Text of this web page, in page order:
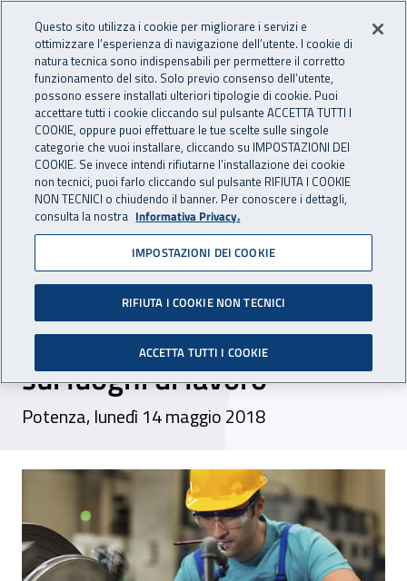
INAIL - Istituto Nazionale
Apri cerca
Navigazione principale
Navigazione - Ti trovi in:
Home Inail comunica Eventi
14 maggio 2018
Seminario - “L’Inail e gli
incentivi alle imprese per la
prevenzione e la sicurezza
sui luoghi di lavoro”
Potenza, lunedì 14 maggio 2018
Seminario - “L’Inail e gli incentivi alle
Questo sito utilizza i cookie per migliorare i servizi e
ottimizzare l’esperienza di navigazione dell’utente. I cookie di
natura tecnica sono indispensabili per permettere il corretto
funzionamento del sito. Solo previo consenso dell’utente,
possono essere installati ulteriori tipologie di cookie. Puoi
accettare tutti i cookie cliccando sul pulsante ACCETTA TUTTI I
COOKIE, oppure puoi effettuare le tue scelte sulle singole
categorie che vuoi installare, cliccando su IMPOSTAZIONI DEI
COOKIE. Se invece intendi rifiutarne l’installazione dei cookie
non tecnici, puoi farlo cliccando sul pulsante RIFIUTA I COOKIE
NON TECNICI o chiudendo il banner. Per conoscere i dettagli,
consulta la nostra Informativa Privacy.
IMPOSTAZIONI DEI COOKIE
RIFIUTA I COOKIE NON TECNICI
ACCETTA TUTTI I COOKIE